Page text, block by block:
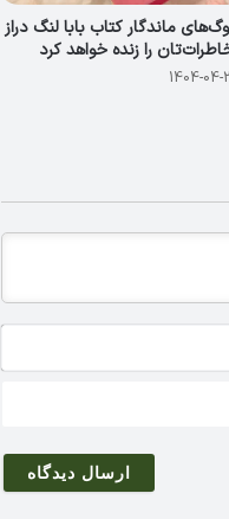
ماندگار کتاب بابا لنگ دراز
را زنده خواهد کرد
1404-04-
ا